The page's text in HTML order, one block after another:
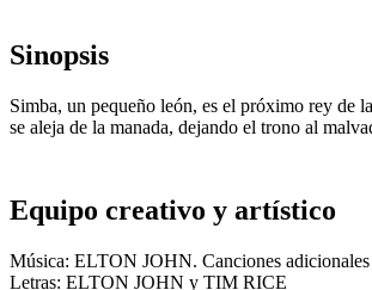
Sinopsis
Simba, un pequeño león, es el próximo rey de
se aleja de la manada, dejando el trono al
Equipo creativo y artístico
Música: ELTON JOHN. Canciones
Letras: ELTON JOHN y TIM RICE